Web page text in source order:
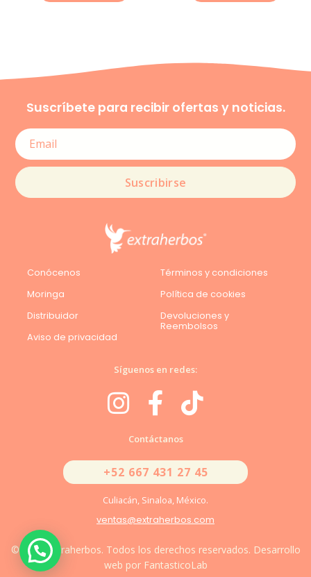
Suscríbete para recibir ofertas y noticias.
Suscribirse
Conócenos
Moringa
Distribuidor
Aviso de privacidad
Términos y condiciones
Política de cookies
Devoluciones y
Reembolsos
Síguenos en redes:
Contáctanos
+52 667 431 27 45
Culiacán, Sinaloa, México.
ventas@extraherbos.com
© 2026 Extraherbos. Todos los derechos reservados. Desarrollo
web por FantasticoLab